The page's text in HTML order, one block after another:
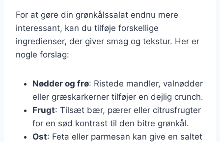
For at gøre din grønkålssalat endnu mere
interessant, kan du tilføje forskellige
ingredienser, der giver smag og tekstur. Her er
nogle forslag:
Nødder og frø: Ristede mandler, valnødder
eller græskarkerner tilføjer en dejlig crunch.
Frugt: Tilsæt bær, pærer eller citrusfrugter
for en sød kontrast til den bitre grønkål.
Ost: Feta eller parmesan kan give en saltet